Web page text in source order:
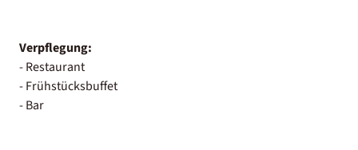
Verpflegung:
- Restaurant
- Frühstücksbuffet
- Bar